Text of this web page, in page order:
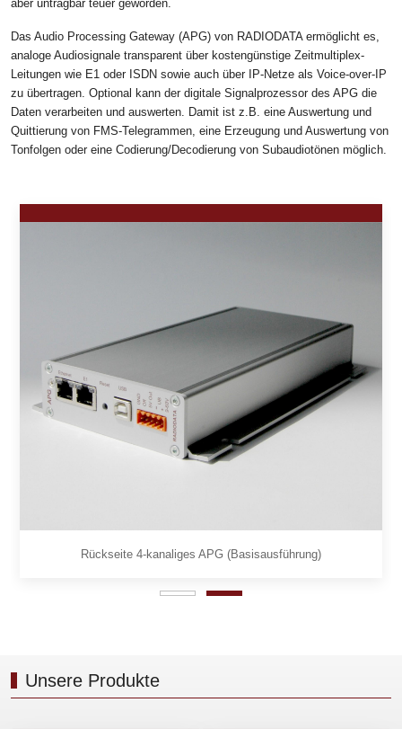
aber untragbar teuer geworden.
Das Audio Processing Gateway (APG) von RADIODATA ermöglicht es,
analoge Audiosignale transparent über kostengünstige Zeitmultiplex-
Leitungen wie E1 oder ISDN sowie auch über IP-Netze als Voice-over-IP
zu übertragen. Optional kann der digitale Signalprozessor des APG die
Daten verarbeiten und auswerten. Damit ist z.B. eine Auswertung und
Quittierung von FMS-Telegrammen, eine Erzeugung und Auswertung von
Tonfolgen oder eine Codierung/Decodierung von Subaudiotönen möglich.
Rückseite 4-kanaliges APG (Basisausführung)
Unsere Produkte